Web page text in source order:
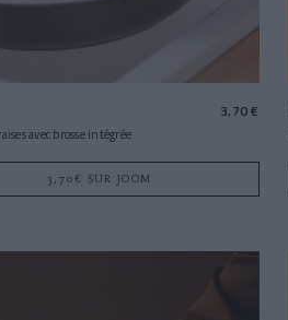
3,70 €
avec brosse intégrée
3,70€ SUR JOOM